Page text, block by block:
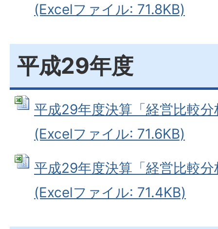
(Excelファイル: 71.8KB)
平成29年度
平成29年度決算「経営比較
(Excelファイル: 71.6KB)
平成29年度決算「経営比較
(Excelファイル: 71.4KB)